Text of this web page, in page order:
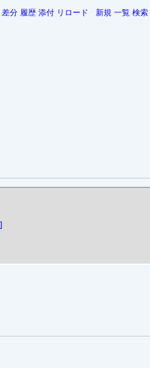
差分 履歴 添付 リロード 新規 一覧 検索